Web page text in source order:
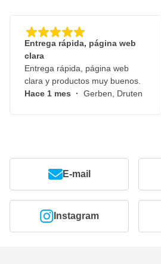
Entrega rápida, página web
clara
Entrega rápida, página web
clara y productos muy buenos.
Hace 1 mes · Gerben, Druten
E-mail
Instagram